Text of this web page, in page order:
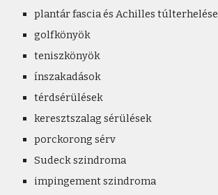
plantár fascia és Achilles túlterhelése
golfkönyök
teniszkönyök
ínszakadások
térdsérülések
keresztszalag sérülések
porckorong sérv
Sudeck szindroma
impingement szindroma